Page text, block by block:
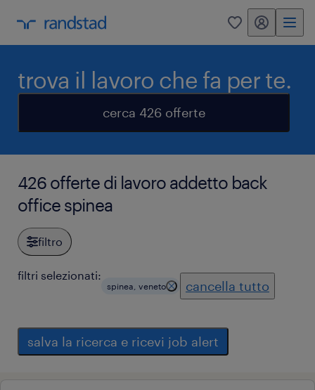
0 my randstad
trova il lavoro che fa per te.
cerca 426 offerte
426 offerte di lavoro addetto back
office spinea
filtro
filtri selezionati:
spinea, veneto cancella tutto
salva la ricerca e ricevi job alert